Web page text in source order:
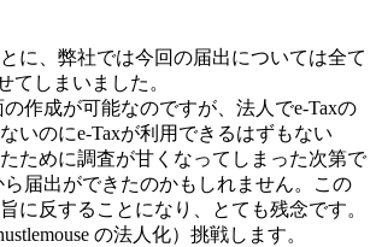
に、弊社では今回の届出については全て
てしまいました。
の作成が可能なのですが、法人でe-Taxの
いのにe-Taxが利用できるはずもない
ために調査が甘くなってしまった次第で
ら届出ができたのかもしれません。この
に反することになり、とても残念です。
の法人化）挑戦します。